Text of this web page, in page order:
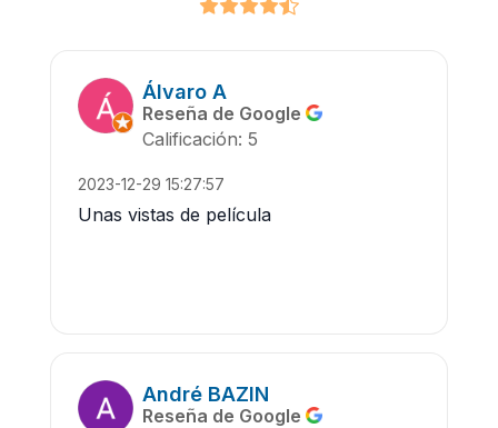
Álvaro A
Reseña de Google
Calificación: 5
2023-12-29 15:27:57
Unas vistas de película
André BAZIN
Reseña de Google